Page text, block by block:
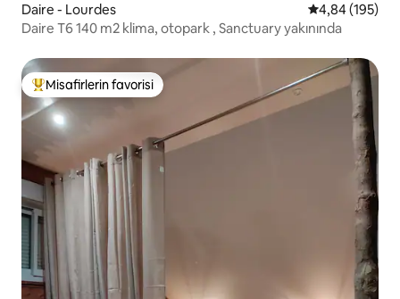
Daire - Lourdes 5 üzerinden
4,84 (195)
Daire T6 140 m2 klima, otopark , Sanctuary yakınında
Misafirlerin favorilerinden en beğenilenler arasında
Misafirlerin favorisi